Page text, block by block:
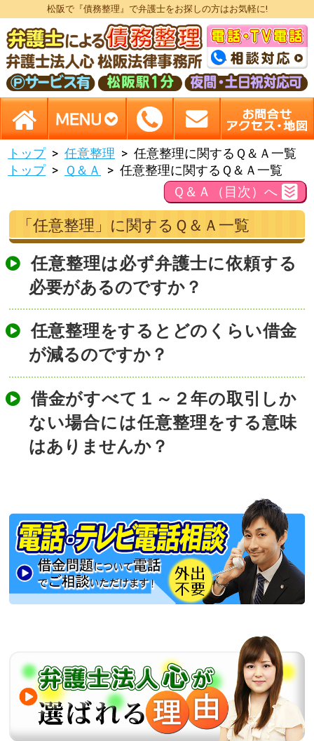
松阪で『債務整理』で弁護士をお探しの方はお気軽に!
トップ 任意整理
任意整理に関するＱ＆Ａ一覧
トップ
Ｑ＆Ａ 任意整理に関するＱ＆Ａ一覧
Ｑ＆Ａ（目次）へ
「任意整理」に関するＱ＆Ａ一覧
任意整理は必ず弁護士に依頼する
必要があるのですか？
任意整理をするとどのくらい借金
が減るのですか？
借金がすべて１～２年の取引しか
ない場合には任意整理をする意味
はありませんか？